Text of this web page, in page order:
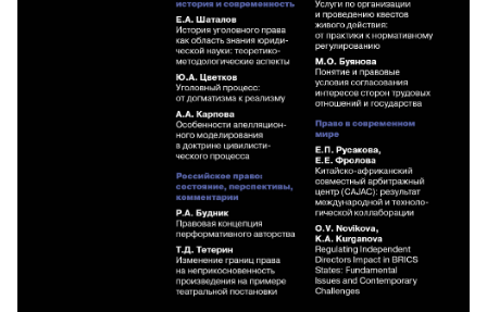
Свежие и архивные номера журнала можно
приобрести в ИД ВШЭ за безналичный расчет
Квитанция для оплаты через Сбербанк
Образец платежного поручения
розницу журналы продаются в двух торговых точках:
Университетском книжном магазине "БукВышка" по
адресу: г. Москва, ул. Мясницкая, д. 20. Тел.: +7 (495)
772-95-90 (доб. 15429), и в здании НИУ ВШЭ на